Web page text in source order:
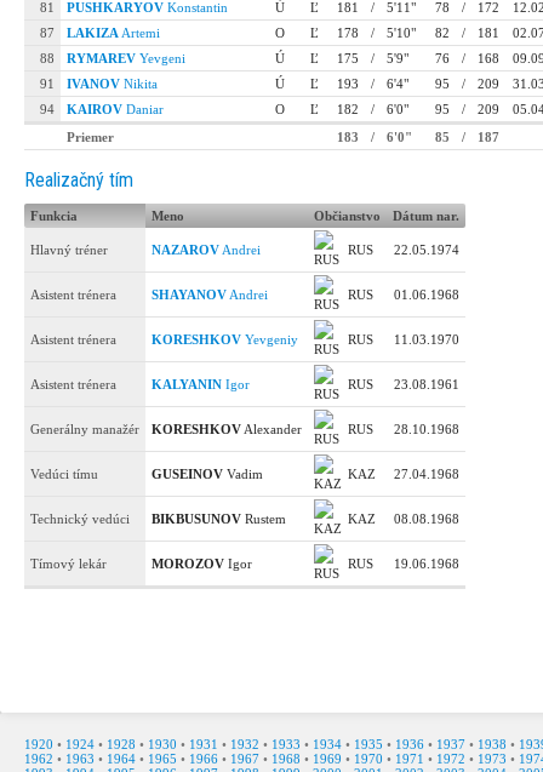
Priemer 183 / 6'0" 85 / 187
81
PUSHKARYOV Konstantin Ú Ľ 181 / 5'11" 78 / 172
87
LAKIZA Artemi O Ľ 178 / 5'10" 82 / 181
88
RYMAREV Yevgeni Ú Ľ 175 / 5'9" 76 / 168
91
IVANOV Nikita Ú Ľ 193 / 6'4" 95 / 209
94
KAIROV Daniar O Ľ 182 / 6'0" 95 / 209
Realizačný tím
Funkcia Meno Občianstvo Dátum nar.
Hlavný tréner NAZAROV Andrei RUS 22.05.1974
Asistent trénera SHAYANOV Andrei RUS 01.06.1968
Asistent trénera KORESHKOV Yevgeniy RUS 11.03.1970
Asistent trénera KALYANIN Igor RUS 23.08.1961
Generálny manažér KORESHKOV Alexander RUS 28.10.1968
Vedúci tímu GUSEINOV Vadim KAZ 27.04.1968
Technický vedúci BIKBUSUNOV Rustem KAZ 08.08.1968
Tímový lekár MOROZOV Igor RUS 19.06.1968
1920 • 1924 • 1928 • 1930 • 1931 • 1932 • 1933 • 1934 • 1935 • 1936 • 1937 • 1938 •
1962 • 1963 • 1964 • 1965 • 1966 • 1967 • 1968 • 1969 • 1970 • 1971 • 1972 • 1973 •